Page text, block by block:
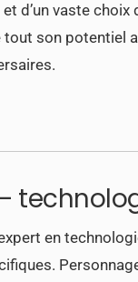
et d’un vaste
tout son potentiel
en